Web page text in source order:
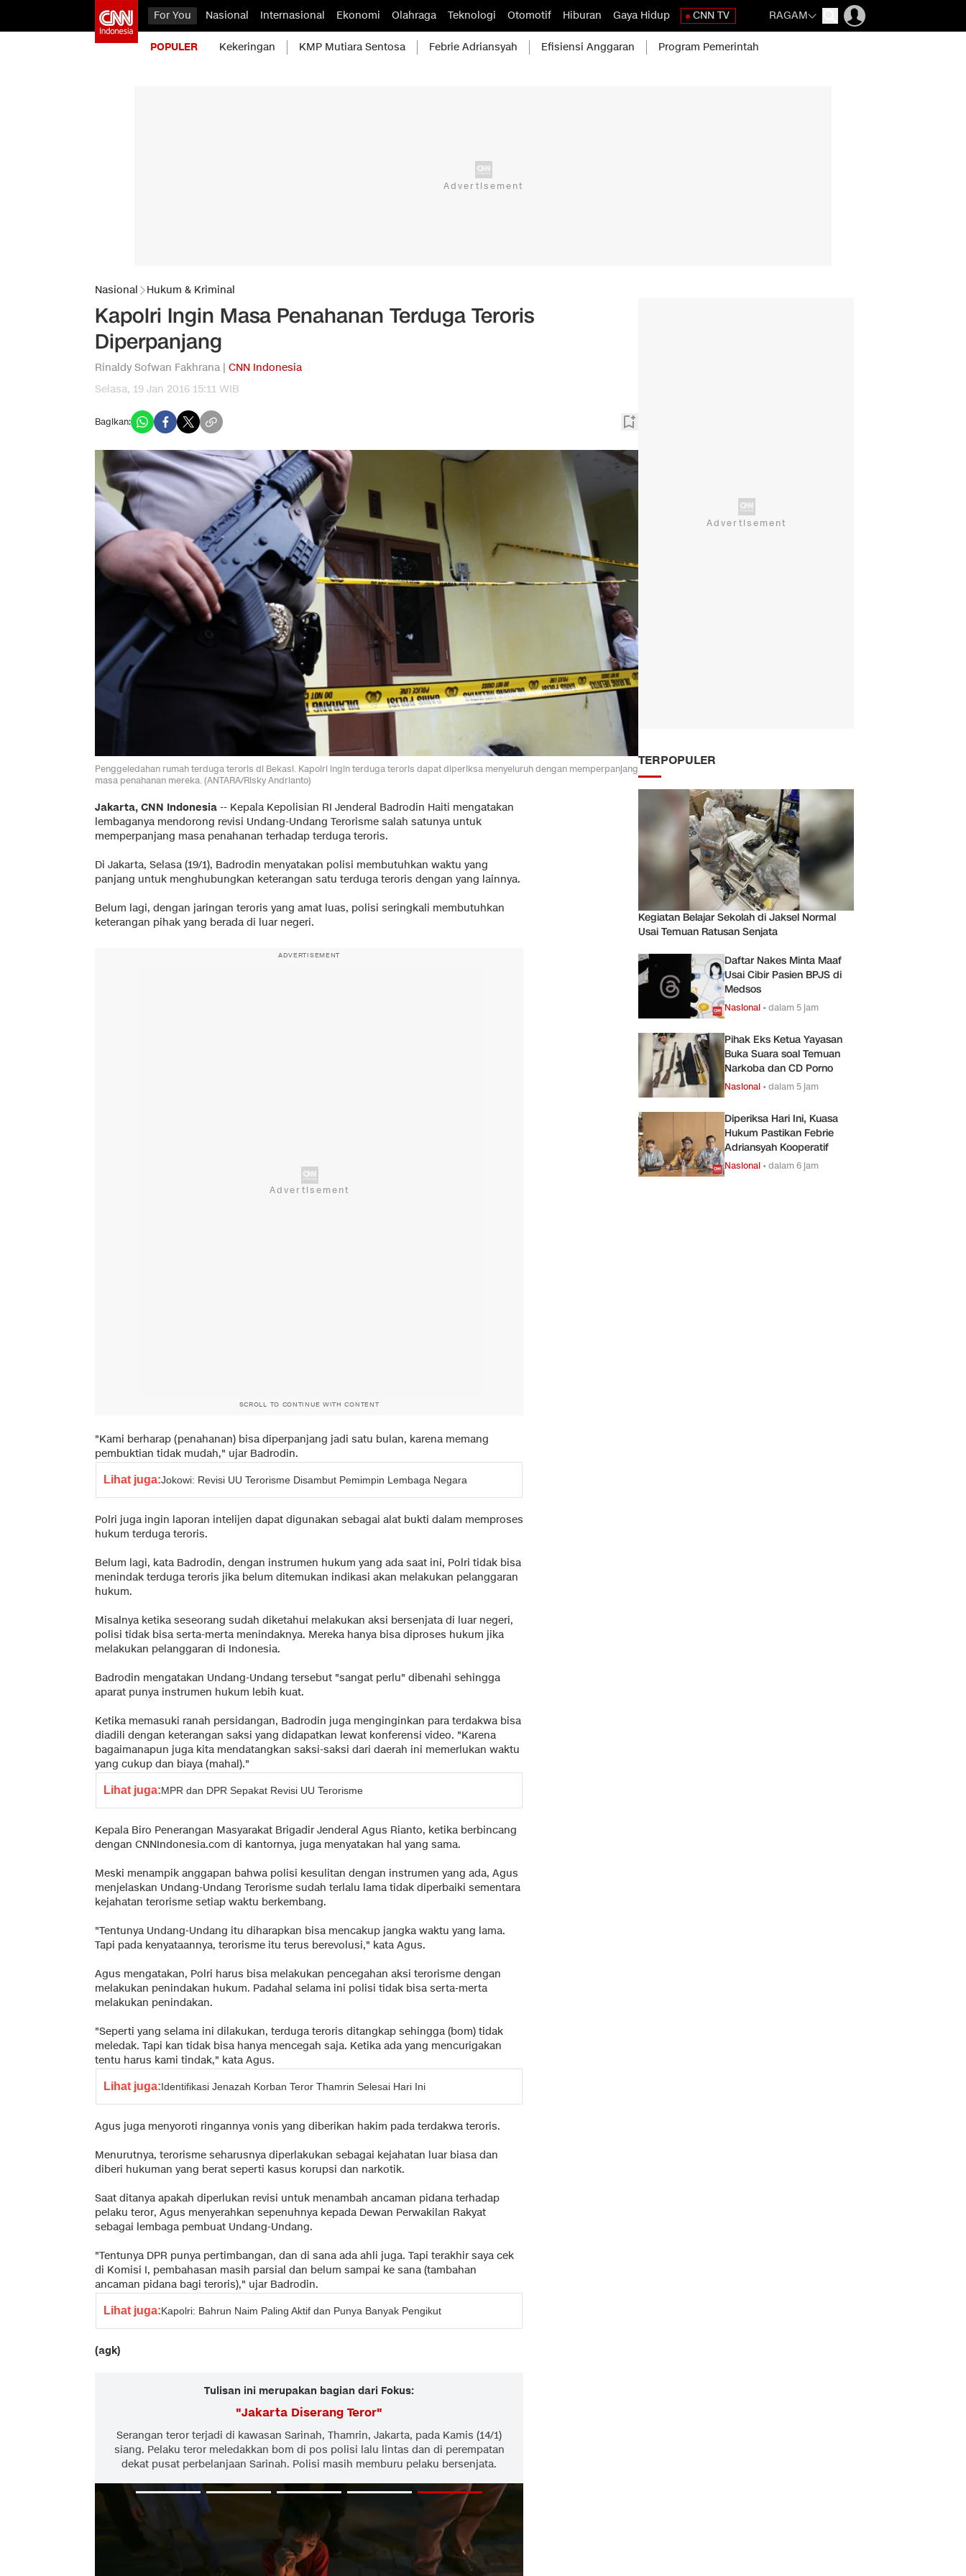
For You Nasional Internasional Ekonomi Olahraga Teknologi Otomotif Hiburan Gaya Hidup CNN TV RAGAM
POPULER Kekeringan KMP Mutiara Sentosa Febrie Adriansyah Efisiensi Anggaran Program Pemerintah
Nasional Hukum & Kriminal
Kapolri Ingin Masa Penahanan Terduga Teroris
Diperpanjang
Rinaldy Sofwan Fakhrana | CNN Indonesia
Selasa, 19 Jan 2016 15:11 WIB
Bagikan:
Penggeledahan rumah terduga teroris di Bekasi. Kapolri ingin terduga teroris dapat diperiksa menyeluruh dengan memperpanjang
masa penahanan mereka. (ANTARA/Risky Andrianto)
Jakarta, CNN Indonesia -- Kepala Kepolisian RI Jenderal Badrodin Haiti mengatakan
lembaganya mendorong revisi Undang-Undang Terorisme salah satunya untuk
memperpanjang masa penahanan terhadap terduga teroris.
Di Jakarta, Selasa (19/1), Badrodin menyatakan polisi membutuhkan waktu yang
panjang untuk menghubungkan keterangan satu terduga teroris dengan yang lainnya.
Belum lagi, dengan jaringan teroris yang amat luas, polisi seringkali membutuhkan
keterangan pihak yang berada di luar negeri.
ADVERTISEMENT
SCROLL TO CONTINUE WITH CONTENT
"Kami berharap (penahanan) bisa diperpanjang jadi satu bulan, karena memang
pembuktian tidak mudah," ujar Badrodin.
Lihat juga:Jokowi: Revisi UU Terorisme Disambut Pemimpin Lembaga Negara
Polri juga ingin laporan intelijen dapat digunakan sebagai alat bukti dalam memproses
hukum terduga teroris.
Belum lagi, kata Badrodin, dengan instrumen hukum yang ada saat ini, Polri tidak bisa
menindak terduga teroris jika belum ditemukan indikasi akan melakukan pelanggaran
hukum.
Misalnya ketika seseorang sudah diketahui melakukan aksi bersenjata di luar negeri,
polisi tidak bisa serta-merta menindaknya. Mereka hanya bisa diproses hukum jika
melakukan pelanggaran di Indonesia.
Badrodin mengatakan Undang-Undang tersebut "sangat perlu" dibenahi sehingga
aparat punya instrumen hukum lebih kuat.
Ketika memasuki ranah persidangan, Badrodin juga menginginkan para terdakwa bisa
diadili dengan keterangan saksi yang didapatkan lewat konferensi video. "Karena
bagaimanapun juga kita mendatangkan saksi-saksi dari daerah ini memerlukan waktu
yang cukup dan biaya (mahal)."
Lihat juga:MPR dan DPR Sepakat Revisi UU Terorisme
Kepala Biro Penerangan Masyarakat Brigadir Jenderal Agus Rianto, ketika berbincang
dengan CNNIndonesia.com di kantornya, juga menyatakan hal yang sama.
Meski menampik anggapan bahwa polisi kesulitan dengan instrumen yang ada, Agus
menjelaskan Undang-Undang Terorisme sudah terlalu lama tidak diperbaiki sementara
kejahatan terorisme setiap waktu berkembang.
"Tentunya Undang-Undang itu diharapkan bisa mencakup jangka waktu yang lama.
Tapi pada kenyataannya, terorisme itu terus berevolusi," kata Agus.
Agus mengatakan, Polri harus bisa melakukan pencegahan aksi terorisme dengan
melakukan penindakan hukum. Padahal selama ini polisi tidak bisa serta-merta
melakukan penindakan.
"Seperti yang selama ini dilakukan, terduga teroris ditangkap sehingga (bom) tidak
meledak. Tapi kan tidak bisa hanya mencegah saja. Ketika ada yang mencurigakan
tentu harus kami tindak," kata Agus.
Lihat juga:Identifikasi Jenazah Korban Teror Thamrin Selesai Hari Ini
Agus juga menyoroti ringannya vonis yang diberikan hakim pada terdakwa teroris.
Menurutnya, terorisme seharusnya diperlakukan sebagai kejahatan luar biasa dan
diberi hukuman yang berat seperti kasus korupsi dan narkotik.
Saat ditanya apakah diperlukan revisi untuk menambah ancaman pidana terhadap
pelaku teror, Agus menyerahkan sepenuhnya kepada Dewan Perwakilan Rakyat
sebagai lembaga pembuat Undang-Undang.
"Tentunya DPR punya pertimbangan, dan di sana ada ahli juga. Tapi terakhir saya cek
di Komisi I, pembahasan masih parsial dan belum sampai ke sana (tambahan
ancaman pidana bagi teroris)," ujar Badrodin.
Lihat juga:Kapolri: Bahrun Naim Paling Aktif dan Punya Banyak Pengikut
(agk)
Tulisan ini merupakan bagian dari Fokus:
"Jakarta Diserang Teror"
Serangan teror terjadi di kawasan Sarinah, Thamrin, Jakarta, pada Kamis (14/1)
siang. Pelaku teror meledakkan bom di pos polisi lalu lintas dan di perempatan
dekat pusat perbelanjaan Sarinah. Polisi masih memburu pelaku bersenjata.
TERPOPULER
Kegiatan Belajar Sekolah di Jaksel Normal
Usai Temuan Ratusan Senjata
Daftar Nakes Minta Maaf
Usai Cibir Pasien BPJS di
Medsos
Nasional •dalam 5 jam
Pihak Eks Ketua Yayasan
Buka Suara soal Temuan
Narkoba dan CD Porno
Nasional •dalam 5 jam
Diperiksa Hari Ini, Kuasa
Hukum Pastikan Febrie
Adriansyah Kooperatif
Nasional •dalam 6 jam